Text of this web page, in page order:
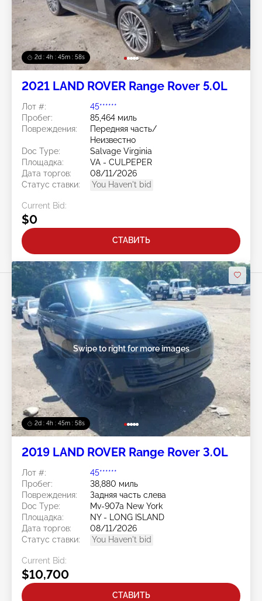
2d : 4h : 45m : 56s
2021 LAND ROVER Range Rover 5.0L
Лот #:
45******
Пробег:
85,464 миль
Повреждения:
Передняя часть/
Неизвестно
Doc Type:
Salvage Virginia
Площадка:
VA - CULPEPER
Дата торгов:
08/11/2026
Статус ставки:
You Haven't bid
Current Bid:
$0
СТАВИТЬ
2d : 4h : 45m : 56s
Swipe to right for more images
2019 LAND ROVER Range Rover 3.0L
Лот #:
45******
Пробег:
38,880 миль
Повреждения:
Задняя часть слева
Doc Type:
Mv-907a New York
Площадка:
NY - LONG ISLAND
Дата торгов:
08/11/2026
Статус ставки:
You Haven't bid
Current Bid:
$10,700
СТАВИТЬ